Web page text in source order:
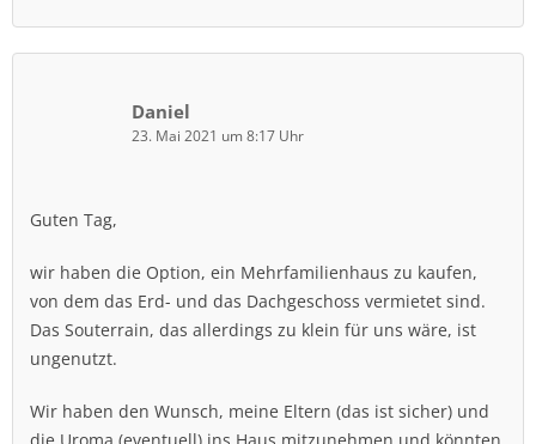
Daniel
23. Mai 2021 um 8:17 Uhr
Guten Tag,
wir haben die Option, ein Mehrfamilienhaus zu kaufen,
von dem das Erd- und das Dachgeschoss vermietet sind.
Das Souterrain, das allerdings zu klein für uns wäre, ist
ungenutzt.
Wir haben den Wunsch, meine Eltern (das ist sicher) und
die Uroma (eventuell) ins Haus mitzunehmen und könnten